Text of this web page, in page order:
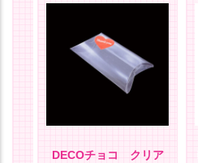
DECOチョコ クリア